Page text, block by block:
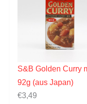
S&B Golden Curry
92g (aus Japan)
€3,49